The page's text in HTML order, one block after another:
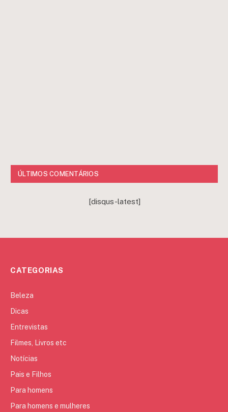
ÚLTIMOS COMENTÁRIOS
[disqus-latest]
CATEGORIAS
Beleza
Dicas
Entrevistas
Filmes, Livros etc
Notícias
Pais e Filhos
Para homens
Para homens e mulheres